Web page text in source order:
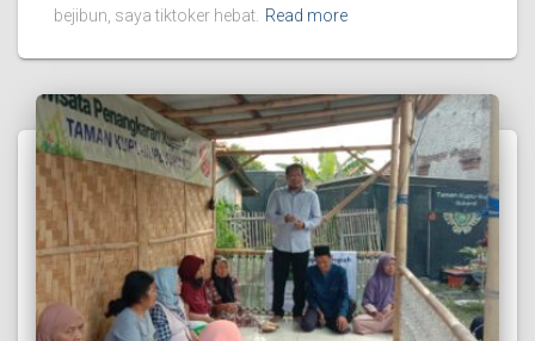
bejibun, saya tiktoker hebat. Read more